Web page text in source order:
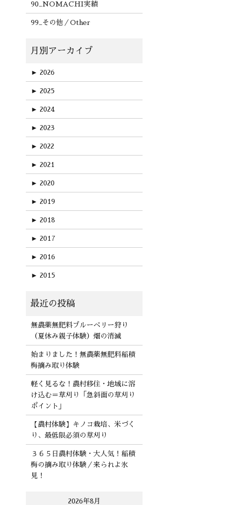
90_NOMACHI実績
99_その他／Other
► 2026
► 2025
► 2024
► 2023
► 2022
► 2021
► 2020
► 2019
► 2018
► 2017
► 2016
► 2015
無農薬無肥料ブルーベリー狩り
（夏休み親子体験）畑の消滅
始まりました！無農薬無肥料稲積
梅摘み取り体験
軽く見るな！農村移住・地域に溶
け込む＝草刈り「急斜面の草刈り
ポイント」
【農村体験】キノコ栽培、米づく
り、最低限必須の草刈り
３６５日農村体験・大人気！稲積
梅の摘み取り体験／来られよ氷
見！
2026年8月